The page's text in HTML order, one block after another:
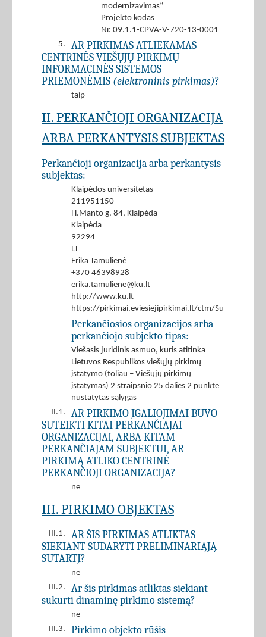
modernizavimas“
Projekto kodas
Nr. 09.1.1-CPVA-V-720-13-0001
5.
AR PIRKIMAS ATLIEKAMAS
CENTRINĖS VIEŠŲJŲ PIRKIMŲ
INFORMACINĖS SISTEMOS
PRIEMONĖMIS (elektroninis pirkimas)?
taip
II. PERKANČIOJI ORGANIZACIJA
ARBA PERKANTYSIS SUBJEKTAS
Perkančioji organizacija arba perkantysis
subjektas:
Klaipėdos universitetas
211951150
H.Manto g. 84, Klaipėda
Klaipėda
92294
LT
Erika Tamulienė
+370 46398928
erika.tamuliene@ku.lt
http://www.ku.lt
https://pirkimai.eviesiejipirkimai.lt/ctm/Supplier/
Perkančiosios organizacijos arba
perkančiojo subjekto tipas:
Viešasis juridinis asmuo, kuris atitinka
Lietuvos Respublikos viešųjų pirkimų
įstatymo (toliau – Viešųjų pirkimų
įstatymas) 2 straipsnio 25 dalies 2 punkte
nustatytas sąlygas
II.1.
AR PIRKIMO ĮGALIOJIMAI BUVO
SUTEIKTI KITAI PERKANČIAJAI
ORGANIZACIJAI, ARBA KITAM
PERKANČIAJAM SUBJEKTUI, AR
PIRKIMĄ ATLIKO CENTRINĖ
PERKANČIOJI ORGANIZACIJA?
ne
III. PIRKIMO OBJEKTAS
III.1.
AR ŠIS PIRKIMAS ATLIKTAS
SIEKIANT SUDARYTI PRELIMINARIĄJĄ
SUTARTĮ?
ne
III.2.
Ar šis pirkimas atliktas siekiant
sukurti dinaminę pirkimo sistemą?
ne
III.3.
Pirkimo objekto rūšis